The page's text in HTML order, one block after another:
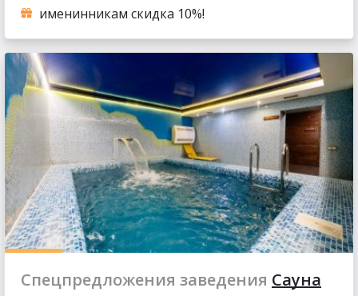
именинникам скидка 10%!
Спецпредложения заведения Сауна